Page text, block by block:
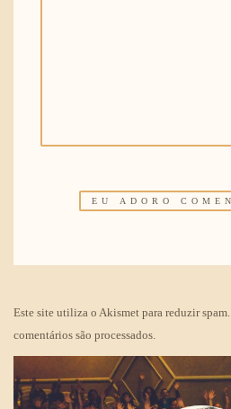
Este site utiliza o Akismet para reduzir spam.
comentários são processados.